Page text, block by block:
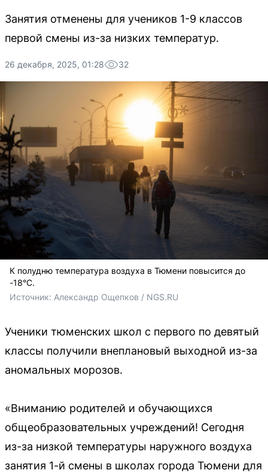
Занятия отменены для учеников 1-9 классов
первой смены из-за низких температур.
26 декабря, 2025, 01:28 32
К полудню температура воздуха в Тюмени повысится до
-18°C.
Источник: Александр Ощепков / NGS.RU
Ученики тюменских школ с первого по девятый
классы получили внеплановый выходной из-за
аномальных морозов.
«Вниманию родителей и обучающихся
общеобразовательных учреждений! Сегодня
из-за низкой температуры наружного воздуха
занятия 1-й смены в школах города Тюмени для